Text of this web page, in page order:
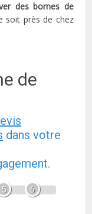
des bornes de
soit près de chez
de
dans votre
5 6